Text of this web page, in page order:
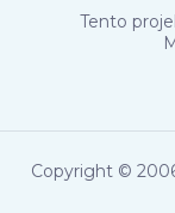
Tento
Copyright ©